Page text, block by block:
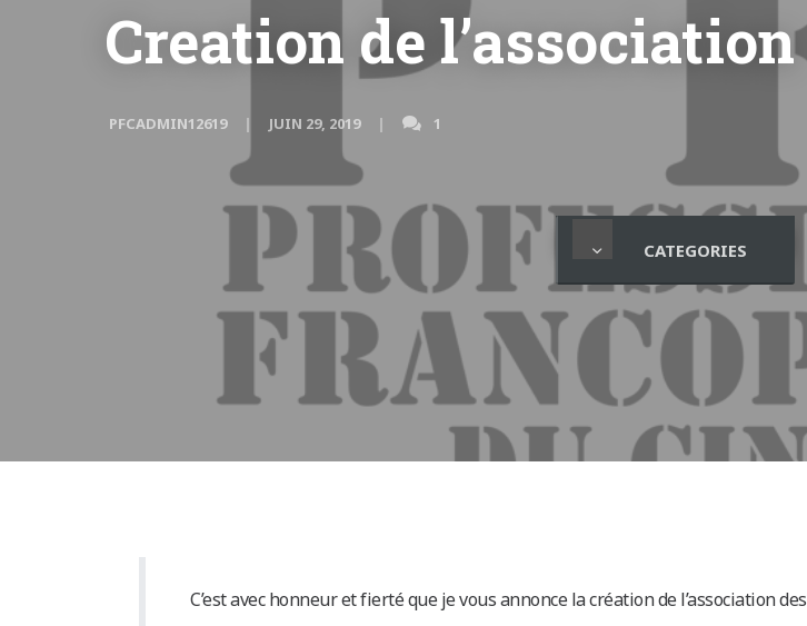
Creation de l’association
PFCADMIN12619 JUIN 29, 2019 1
CATEGORIES
C’est avec honneur et fierté que je vous annonce la création de l’association des